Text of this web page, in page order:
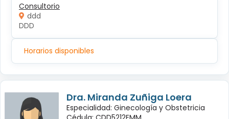
Consultorio
ddd
DDD
Horarios disponibles
Dra. Miranda Zuñiga Loera
Especialidad: Ginecología y Obstetricia